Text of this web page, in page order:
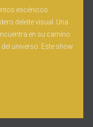
escénicos
deleite visual. Una
en su camino
universo. Este show